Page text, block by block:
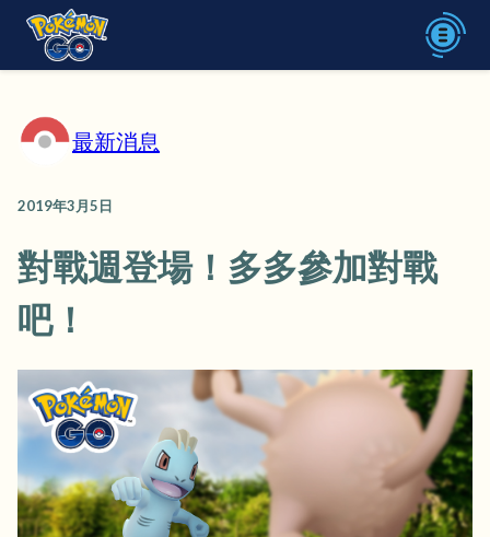
最新消息
2019年3月5日
對戰週登場！多多參加對戰
吧！